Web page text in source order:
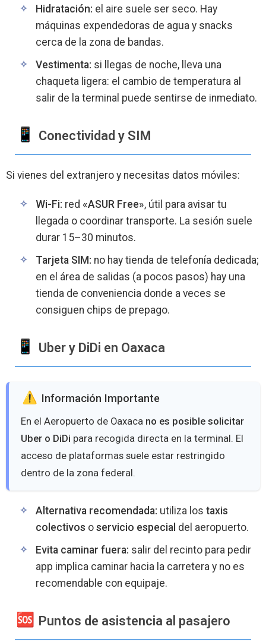
Hidratación: el aire suele ser seco. Hay
máquinas expendedoras de agua y snacks
cerca de la zona de bandas.
Vestimenta: si llegas de noche, lleva una
chaqueta ligera: el cambio de temperatura al
salir de la terminal puede sentirse de inmediato.
Conectividad y SIM
Si vienes del extranjero y necesitas datos móviles:
Wi-Fi: red «ASUR Free», útil para avisar tu
llegada o coordinar transporte. La sesión suele
durar 15–30 minutos.
Tarjeta SIM: no hay tienda de telefonía dedicada;
en el área de salidas (a pocos pasos) hay una
tienda de conveniencia donde a veces se
consiguen chips de prepago.
Uber y DiDi en Oaxaca
️ Información Importante
En el Aeropuerto de Oaxaca no es posible solicitar
Uber o DiDi para recogida directa en la terminal. El
acceso de plataformas suele estar restringido
dentro de la zona federal.
Alternativa recomendada: utiliza los taxis
colectivos o servicio especial del aeropuerto.
Evita caminar fuera: salir del recinto para pedir
app implica caminar hacia la carretera y no es
recomendable con equipaje.
Puntos de asistencia al pasajero